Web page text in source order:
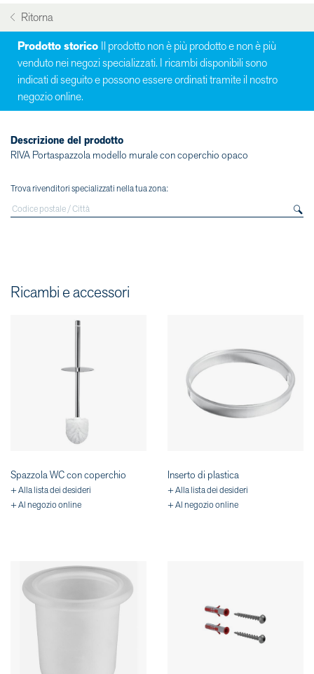
Ritorna
Prodotto storico Il prodotto non è più prodotto e non è più
venduto nei negozi specializzati. I ricambi disponibili sono
indicati di seguito e possono essere ordinati tramite il nostro
negozio online.
Descrizione del prodotto
RIVA Portaspazzola modello murale con coperchio opaco
Trova rivenditori specializzati nella tua zona:
Ricambi e accessori
Spazzola WC con coperchio
+ Alla lista dei desideri
+ Al negozio online
Inserto di plastica
+ Alla lista dei desideri
+ Al negozio online